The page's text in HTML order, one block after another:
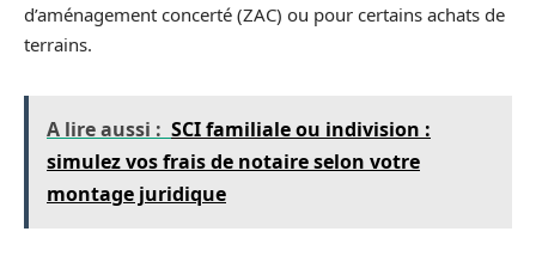
d’aménagement concerté (ZAC) ou pour certains achats de
terrains.
A lire aussi : SCI familiale ou indivision :
simulez vos frais de notaire selon votre
montage juridique